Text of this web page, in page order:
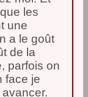
les
une
a le goût
de la
parfois on
face je